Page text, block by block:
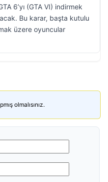
6’yı (GTA VI) indirmek
Bu karar, başta kutulu
üzere oyuncular
olmalısınız.